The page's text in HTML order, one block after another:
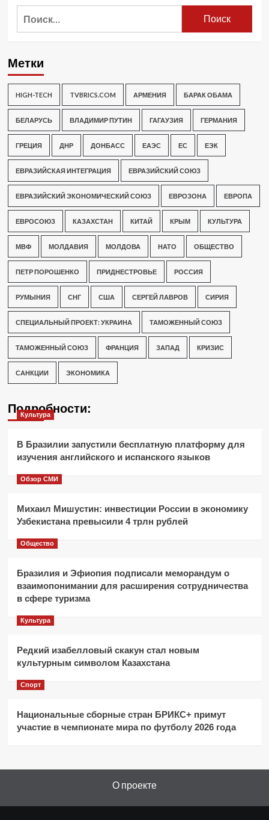
Метки
HIGH-TECH TVBRICS.COM АРМЕНИЯ БАРАК ОБАМА
БЕЛАРУСЬ ВЛАДИМИР ПУТИН ГАГАУЗИЯ ГЕРМАНИЯ
ГРЕЦИЯ ДНР ДОНБАСС ЕАЭС ЕС ЕЭК
ЕВРАЗИЙСКАЯ ИНТЕГРАЦИЯ ЕВРАЗИЙСКИЙ СОЮЗ
ЕВРАЗИЙСКИЙ ЭКОНОМИЧЕСКИЙ СОЮЗ ЕВРОЗОНА ЕВРОПА
ЕВРОСОЮЗ КАЗАХСТАН КИТАЙ КРЫМ КУЛЬТУРА
МВФ МОЛДАВИЯ МОЛДОВА НАТО ОБЩЕСТВО
ПЕТР ПОРОШЕНКО ПРИДНЕСТРОВЬЕ РОССИЯ
РУМЫНИЯ СНГ США СЕРГЕЙ ЛАВРОВ СИРИЯ
СПЕЦИАЛЬНЫЙ ПРОЕКТ: УКРАИНА ТАМОЖЕННЫЙ СОЮЗ
ТАМОЖЕННЫЙ СОЮЗ ФРАНЦИЯ ЗАПАД КРИЗИС
САНКЦИИ ЭКОНОМИКА
Подробности:
Культура
В Бразилии запустили бесплатную платформу для
изучения английского и испанского языков
Обзор СМИ
Михаил Мишустин: инвестиции России в экономику
Узбекистана превысили 4 трлн рублей
Общество
Бразилия и Эфиопия подписали меморандум о
взаимопонимании для расширения сотрудничества
в сфере туризма
Культура
Редкий изабелловый скакун стал новым
культурным символом Казахстана
Спорт
Национальные сборные стран БРИКС+ примут
участие в чемпионате мира по футболу 2026 года
О проекте